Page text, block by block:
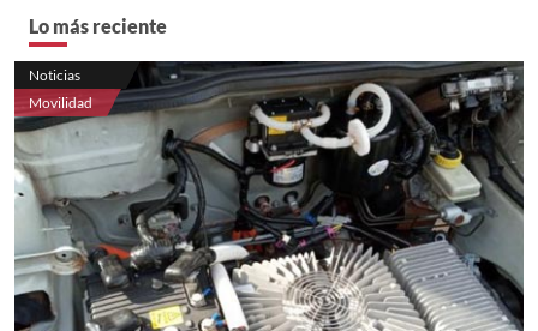
Lo más reciente
Noticias
Movilidad